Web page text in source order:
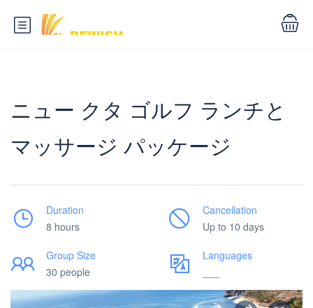
ニュー クタ ゴルフ ランチと
マッサージ パッケージ
Duration
8 hours
Cancellation
Up to 10 days
Group Size
30 people
Languages